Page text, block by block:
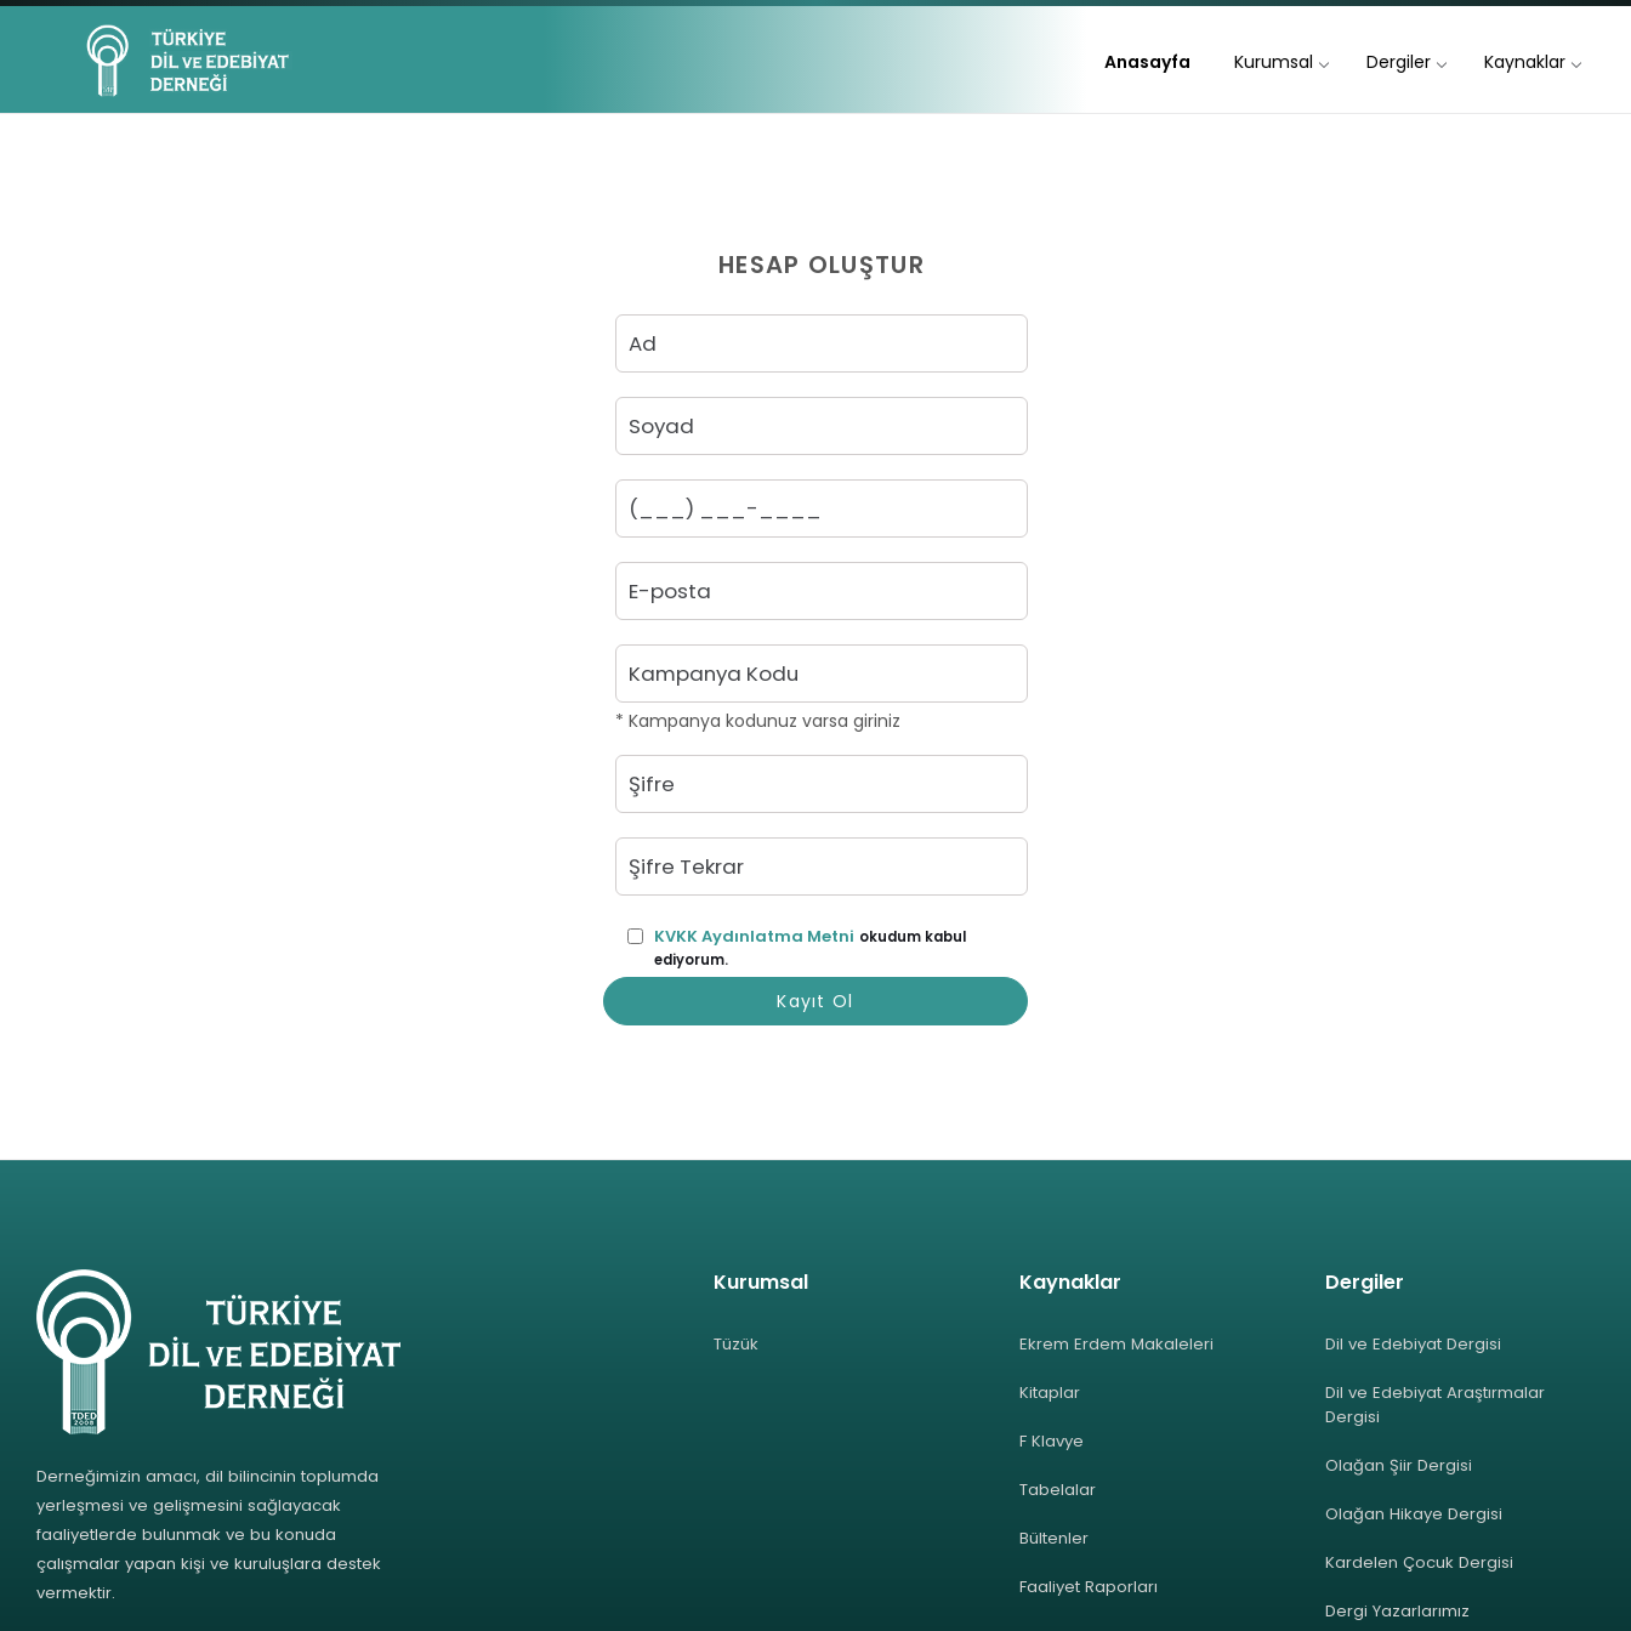
Anasayfa Kurumsal Dergiler Kaynaklar
HESAP OLUŞTUR
* Kampanya kodunuz varsa giriniz
KVKK Aydınlatma Metni okudum kabul
ediyorum.
Kayıt Ol
Derneğimizin amacı, dil bilincinin toplumda
yerleşmesi ve gelişmesini sağlayacak
faaliyetlerde bulunmak ve bu konuda
çalışmalar yapan kişi ve kuruluşlara destek
vermektir.
Kurumsal
Tüzük
Kaynaklar
Ekrem Erdem Makaleleri
Kitaplar
F Klavye
Tabelalar
Bültenler
Faaliyet Raporları
Dergiler
Dil ve Edebiyat Dergisi
Dil ve Edebiyat Araştırmalar
Dergisi
Olağan Şiir Dergisi
Olağan Hikaye Dergisi
Kardelen Çocuk Dergisi
Dergi Yazarlarımız